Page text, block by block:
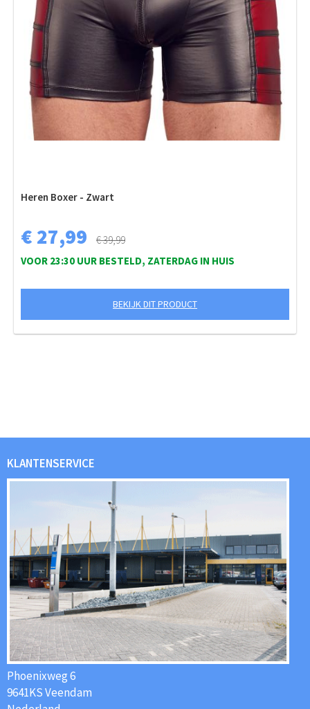
Heren Boxer - Zwart
€ 27,99
€ 39,99
VOOR 23:30 UUR BESTELD, ZATERDAG IN HUIS
BEKIJK DIT PRODUCT
KLANTENSERVICE
Phoenixweg 6
9641KS Veendam